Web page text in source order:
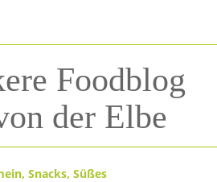
Foodblog
der Elbe
,Snacks,Süßes